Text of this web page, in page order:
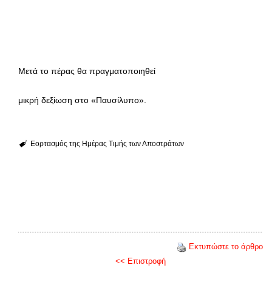
Μετά το πέρας θα πραγματοποιηθεί
μικρή δεξίωση στο «Παυσίλυπο».
Εορτασμός της Ημέρας Τιμής των Αποστράτων
Εκτυπώστε το άρθρο
<< Επιστροφή